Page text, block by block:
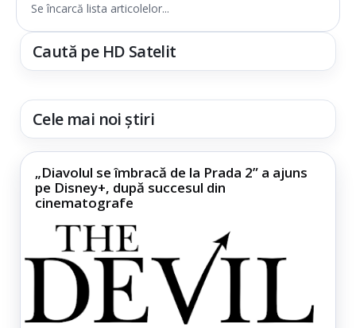
Se încarcă lista articolelor...
Caută pe HD Satelit
Cele mai noi știri
„Diavolul se îmbracă de la Prada 2” a ajuns
pe Disney+, după succesul din
cinematografe